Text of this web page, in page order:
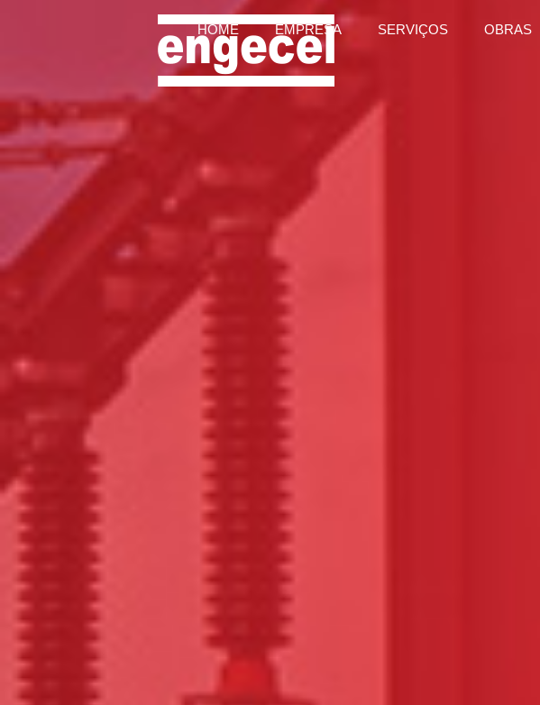
HOME EMPRESA SERVIÇOS OBRAS